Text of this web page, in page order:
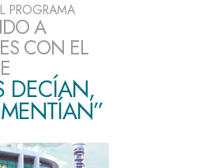
PROGRAMA
A
CON EL
DECÍAN,